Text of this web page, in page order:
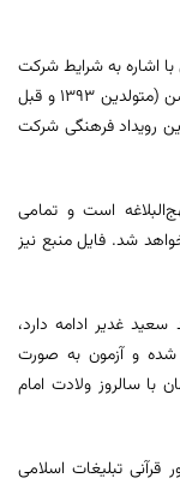
با اشاره به شرایط شرکت
در این مسابقه بیان کرد: علاقه‌مندان بالای ۱۲ سال سن (متولدین ۱۳۹۳ و قبل
رویداد فرهنگی شرکت
خاطرنشان کرد: منبع مسابقه، نامه ۳۱ نهج‌البلاغه است و تمامی
شد. فایل منبع نیز
غدیر ادامه دارد،
۱۴ خرداد تعیین شده و آزمون به صورت
شنبه ۱۶ خرداد، همزمان با سالروز ولادت امام
قرآنی تبلیغات اسلامی